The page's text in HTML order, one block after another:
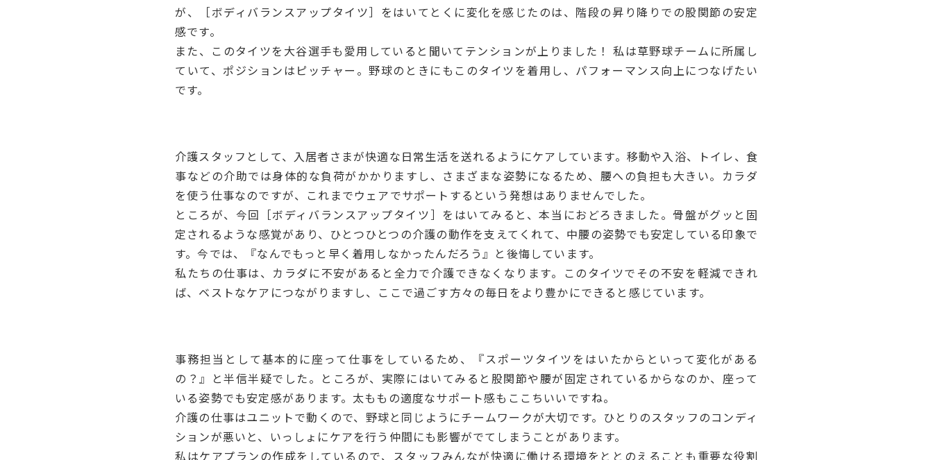
が、［ボディバランスアップタイツ］をはいてとくに変化を感じたのは、階段の昇り降りでの股関節の安定
感です。
また、このタイツを大谷選手も愛用していると聞いてテンションが上りました！ 私は草野球チームに所属し
ていて、ポジションはピッチャー。野球のときにもこのタイツを着用し、パフォーマンス向上につなげたい
です。
介護スタッフとして、入居者さまが快適な日常生活を送れるようにケアしています。移動や入浴、トイレ、食
事などの介助では身体的な負荷がかかりますし、さまざまな姿勢になるため、腰への負担も大きい。カラダ
を使う仕事なのですが、これまでウェアでサポートするという発想はありませんでした。
ところが、今回［ボディバランスアップタイツ］をはいてみると、本当におどろきました。骨盤がグッと固
定されるような感覚があり、ひとつひとつの介護の動作を支えてくれて、中腰の姿勢でも安定している印象で
す。今では、『なんでもっと早く着用しなかったんだろう』と後悔しています。
私たちの仕事は、カラダに不安があると全力で介護できなくなります。このタイツでその不安を軽減できれ
ば、ベストなケアにつながりますし、ここで過ごす方々の毎日をより豊かにできると感じています。
事務担当として基本的に座って仕事をしているため、『スポーツタイツをはいたからといって変化がある
の？』と半信半疑でした。ところが、実際にはいてみると股関節や腰が固定されているからなのか、座って
いる姿勢でも安定感があります。太ももの適度なサポート感もここちいいですね。
介護の仕事はユニットで動くので、野球と同じようにチームワークが大切です。ひとりのスタッフのコンディ
ションが悪いと、いっしょにケアを行う仲間にも影響がでてしまうことがあります。
私はケアプランの作成をしているので、スタッフみんなが快適に働ける環境をととのえることも重要な役割